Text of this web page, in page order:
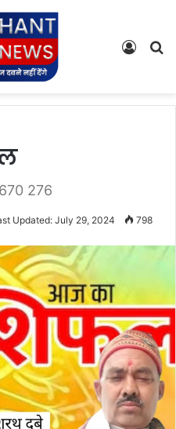
Log
276
Updated: July 29, 2024 798